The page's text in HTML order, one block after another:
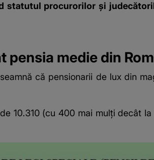
statutul procurorilor şi
pensia medie din
că pensionarii de lux din
10.310 (cu 400 mai mulți decât